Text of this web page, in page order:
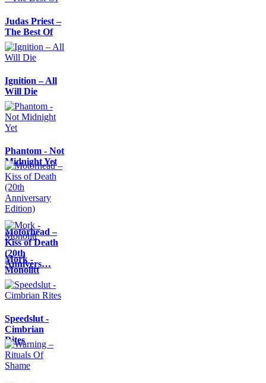
Judas Priest –
The Best Of
Ignition – All
Will Die
Phantom - Not
Midnight Yet
Motörhead –
Kiss of Death
(20th
Annivers…
Mork -
Monolitt
Speedslut -
Cimbrian
Rites